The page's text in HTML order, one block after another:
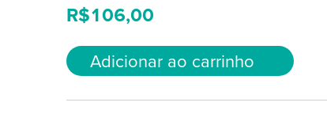
R$106,00
Adicionar ao carrinho